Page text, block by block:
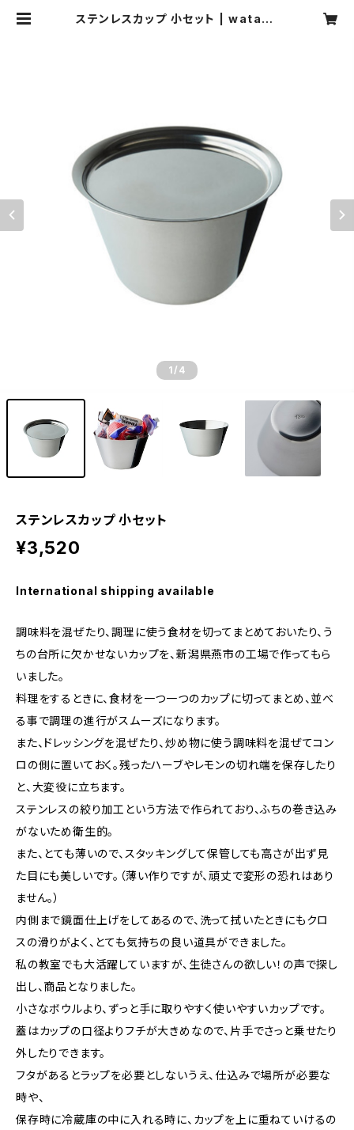
ステンレスカップ 小セット | watana
1 /4
ステンレスカップ 小セット
¥3,520
International shipping available
調味料を混ぜたり、調理に使う食材を切ってまとめておいたり、う
ちの台所に欠かせないカップを、新潟県燕市の工場で作ってもら
いました。
料理をするときに、食材を一つ一つのカップに切ってまとめ、並べ
る事で調理の進行がスムーズになります。
また、ドレッシングを混ぜたり、炒め物に使う調味料を混ぜてコン
ロの側に置いておく。残ったハーブやレモンの切れ端を保存したり
と、大変役に立ちます。
ステンレスの絞り加工という方法で作られており、ふちの巻き込み
がないため衛生的。
また、とても薄いので、スタッキングして保管しても高さが出ず見
た目にも美しいです。（薄い作りですが、頑丈で変形の恐れはあり
ません。）
内側まで鏡面仕上げをしてあるので、洗って拭いたときにもクロ
スの滑りがよく、とても気持ちの良い道具ができました。
私の教室でも大活躍していますが、生徒さんの欲しい！の声で探し
出し、商品となりました。
小さなボウルより、ずっと手に取りやすく使いやすいカップです。
蓋はカップの口径よりフチが大きめなので、片手でさっと乗せたり
外したりできます。
フタがあるとラップを必要としないうえ、仕込みで場所が必要な
時や、
保存時に冷蔵庫の中に入れる時に、カップを上に重ねていけるの